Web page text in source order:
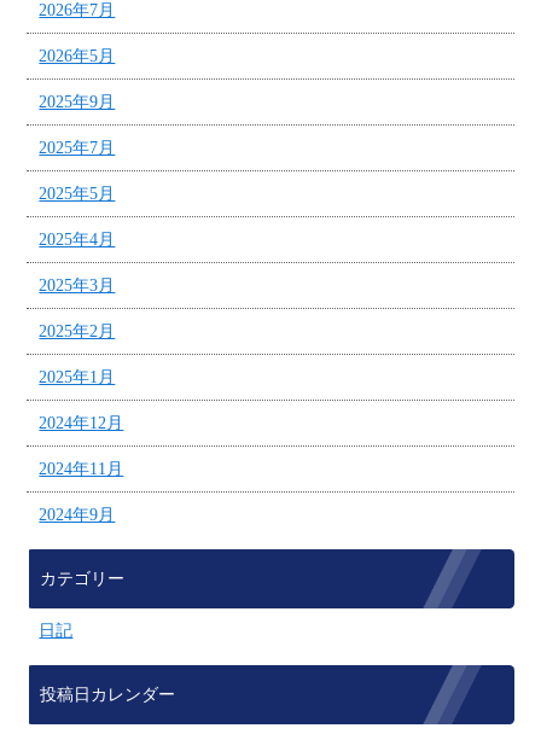
2026年7月
2026年5月
2025年9月
2025年7月
2025年5月
2025年4月
2025年3月
2025年2月
2025年1月
2024年12月
2024年11月
2024年9月
カテゴリー
日記
投稿日カレンダー